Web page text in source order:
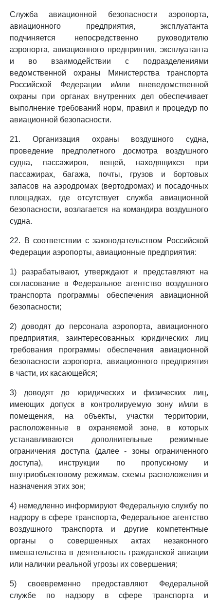
Служба авиационной безопасности аэропорта,
авиационного предприятия, эксплуатанта
подчиняется непосредственно руководителю
аэропорта, авиационного предприятия, эксплуатанта
и во взаимодействии с подразделениями
ведомственной охраны Министерства транспорта
Российской Федерации и/или вневедомственной
охраны при органах внутренних дел обеспечивает
выполнение требований норм, правил и процедур по
авиационной безопасности.
21. Организация охраны воздушного судна,
проведение предполетного досмотра воздушного
судна, пассажиров, вещей, находящихся при
пассажирах, багажа, почты, грузов и бортовых
запасов на аэродромах (вертодромах) и посадочных
площадках, где отсутствует служба авиационной
безопасности, возлагается на командира воздушного
судна.
22. В соответствии с законодательством Российской
Федерации аэропорты, авиационные предприятия:
1) разрабатывают, утверждают и представляют на
согласование в Федеральное агентство воздушного
транспорта программы обеспечения авиационной
безопасности;
2) доводят до персонала аэропорта, авиационного
предприятия, заинтересованных юридических лиц
требования программы обеспечения авиационной
безопасности аэропорта, авиационного предприятия
в части, их касающейся;
3) доводят до юридических и физических лиц,
имеющих допуск в контролируемую зону и/или в
помещения, на объекты, участки территории,
расположенные в охраняемой зоне, в которых
устанавливаются дополнительные режимные
ограничения доступа (далее - зоны ограниченного
доступа), инструкции по пропускному и
внутриобъектовому режимам, схемы расположения и
назначения этих зон;
4) немедленно информируют Федеральную службу по
надзору в сфере транспорта, Федеральное агентство
воздушного транспорта и другие компетентные
органы о совершенных актах незаконного
вмешательства в деятельность гражданской авиации
или наличии реальной угрозы их совершения;
5) своевременно предоставляют Федеральной
службе по надзору в сфере транспорта и